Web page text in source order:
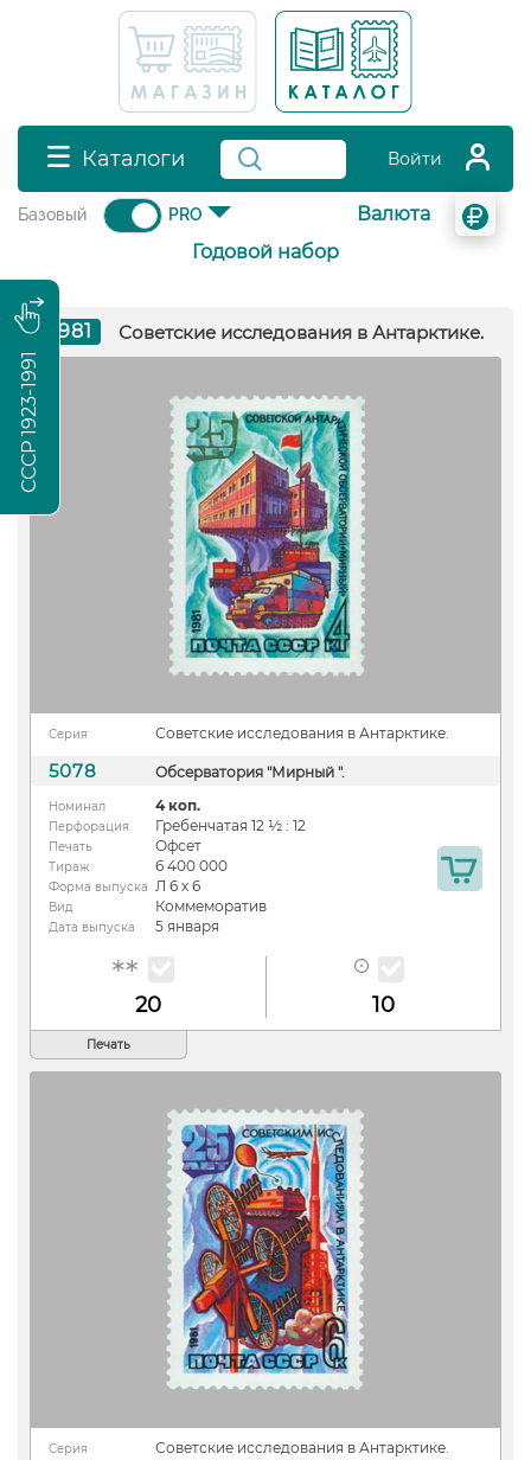
Каталоги Войти
Базовый PRO
Годовой набор
Валюта
1981 Советские исследования в Антарктике.
Серия Советские исследования в Антарктике.
5078 Обсерватория "Мирный ".
Номинал 4 коп.
Перфорация Гребенчатая 12 ½ : 12
Печать Офсет
Тираж 6 400 000
Форма выпуска Л 6 х 6
Вид Коммеморатив
Дата выпуска 5 января
20 10
Печать
Серия Советские исследования в Антарктике.
СССР 1923-1991